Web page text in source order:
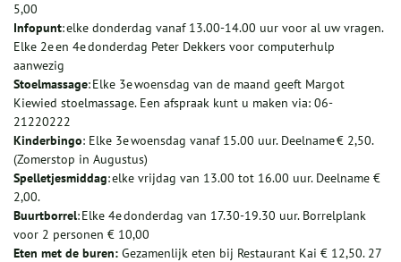
5,00
Infopunt: elke donderdag vanaf 13.00-14.00 uur voor al uw vragen.
Elke 2e en 4e donderdag Peter Dekkers voor computerhulp
aanwezig
Stoelmassage: Elke 3e woensdag van de maand geeft Margot
Kiewied stoelmassage. Een afspraak kunt u maken via: 06-
21220222
Kinderbingo: Elke 3e woensdag vanaf 15.00 uur. Deelname € 2,50.
(Zomerstop in Augustus)
Spelletjesmiddag: elke vrijdag van 13.00 tot 16.00 uur. Deelname €
2,00.
Buurtborrel: Elke 4e donderdag van 17.30-19.30 uur. Borrelplank
voor 2 personen € 10,00
Eten met de buren: Gezamenlijk eten bij Restaurant Kai € 12,50. 27